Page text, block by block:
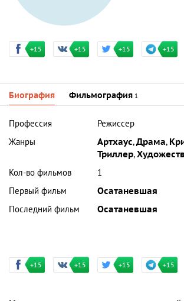
+15 +15 +15 +15
Биография Фильмография 1
Профессия
Режиссер
Жанры
Артхаус,Драма,
Триллер,
Кол-во фильмов
1
Первый фильм
Осатаневшая
Последний фильм
Осатаневшая
+15 +15 +15 +15